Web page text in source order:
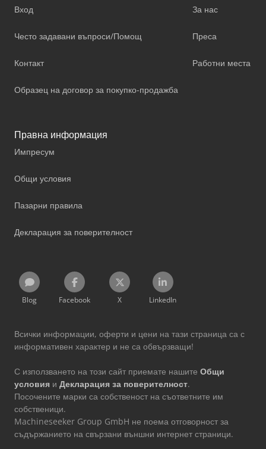
Вход
Често задавани въпроси/Помощ
Контакт
Образец на договор за покупко-продажба
За нас
Преса
Работни места
Правна информация
Импресум
Общи условия
Пазарни правила
Декларация за поверителност
Blog Facebook X LinkedIn
Всички информации, оферти и цени на тази страница са с
информативен характер и не са обвързващи!
С използването на този сайт приемате нашите Общи
условия и Декларация за поверителност.
Посочените марки са собственост на съответните им
собственици.
Machineseeker Group GmbH не поема отговорност за
съдържанието на свързани външни интернет страници.